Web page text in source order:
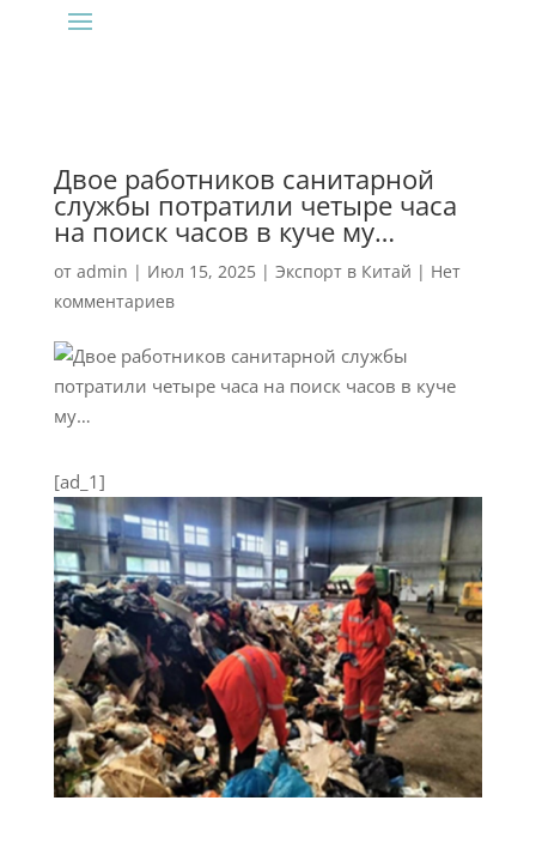
Двое работников санитарной
службы потратили четыре часа
на поиск часов в куче му…
от admin | Июл 15, 2025| Экспорт в Китай | Нет
комментариев
[ad_1]